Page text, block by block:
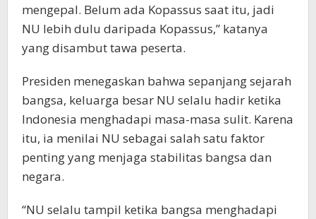
mengepal. Belum ada Kopassus saat itu, jadi
NU lebih dulu daripada Kopassus,” katanya
yang disambut tawa peserta.
Presiden menegaskan bahwa sepanjang sejarah
bangsa, keluarga besar NU selalu hadir ketika
Indonesia menghadapi masa-masa sulit. Karena
itu, ia menilai NU sebagai salah satu faktor
penting yang menjaga stabilitas bangsa dan
negara.
“NU selalu tampil ketika bangsa menghadapi